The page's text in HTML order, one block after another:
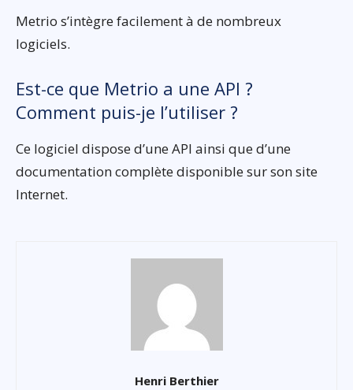
Metrio s’intègre facilement à de nombreux
logiciels.
Est-ce que Metrio a une API ?
Comment puis-je l’utiliser ?
Ce logiciel dispose d’une API ainsi que d’une
documentation complète disponible sur son site
Internet.
Henri Berthier